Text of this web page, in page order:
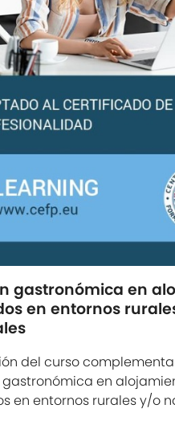
gastronómica en
en entornos
del curso
gastronómica en
en entornos rurales y/o